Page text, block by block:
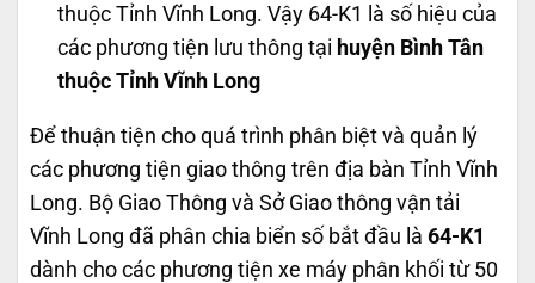
thuộc Tỉnh Vĩnh Long. Vậy 64-K1 là số hiệu của
các phương tiện lưu thông tại huyện Bình Tân
thuộc Tỉnh Vĩnh Long
Để thuận tiện cho quá trình phân biệt và quản lý
các phương tiện giao thông trên địa bàn Tỉnh Vĩnh
Long. Bộ Giao Thông và Sở Giao thông vận tải
Vĩnh Long đã phân chia biển số bắt đầu là 64-K1
dành cho các phương tiện xe máy phân khối từ 50